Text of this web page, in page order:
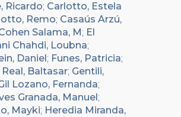
Ricardo; Carlotto, Estela
Remo; Casaús Arzú,
Salama, M ; El
Chahdi, Loubna;
Daniel ; Funes, Patricia;
Baltasar; Gentili,
Lozano, Fernanda;
Granada, Manuel ;
Mayki; Heredia Miranda,